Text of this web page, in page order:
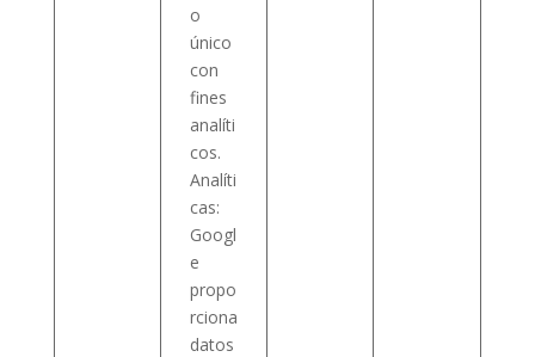
o
único
con
fines
analíti
cos.
Analíti
cas:
Googl
e
propo
rciona
datos